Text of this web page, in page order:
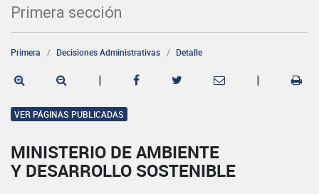
Primera sección
Primera Decisiones Administrativas Detalle
| |
VER PÁGINAS PUBLICADAS
MINISTERIO DE AMBIENTE
Y DESARROLLO SOSTENIBLE